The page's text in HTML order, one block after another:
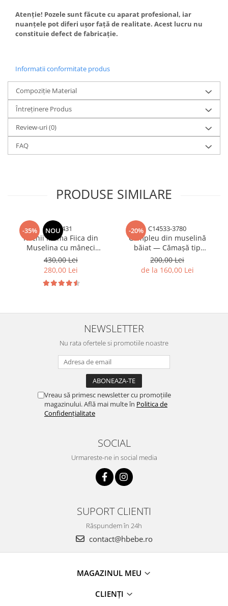
Atenție! Pozele sunt făcute cu aparat profesional, iar
nuanțele pot diferi ușor față de realitate. Acest lucru nu
constituie defect de fabricație.
Informatii conformitate produs
Compoziție Material
Întreținere Produs
Review-uri(0)
FAQ
PRODUSE SIMILARE
-35% NOU
tfh6431
Rochii Mama Fiica din
Muselina cu mâneci
bufante - Zmeuriu
430,00 Lei
280,00 Lei
-20% C14533-3780
Compleu din muselină
băiat — Cămașă tip
hanorac + Pantalon
|Albastru| H. Bebe
200,00 Lei
de la 160,00 Lei
NEWSLETTER
Nu rata ofertele si promotiile noastre
Vreau să primesc newsletter cu promoțiile
magazinului. Află mai multe în Politica de
Confidențialitate
SOCIAL
Urmareste-ne in social media
SUPORT CLIENTI
Răspundem în 24h
contact@hbebe.ro
MAGAZINUL MEU
CLIENȚI